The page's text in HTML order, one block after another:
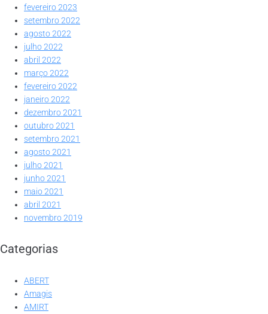
fevereiro 2023
setembro 2022
agosto 2022
julho 2022
abril 2022
março 2022
fevereiro 2022
janeiro 2022
dezembro 2021
outubro 2021
setembro 2021
agosto 2021
julho 2021
junho 2021
maio 2021
abril 2021
novembro 2019
Categorias
ABERT
Amagis
AMIRT